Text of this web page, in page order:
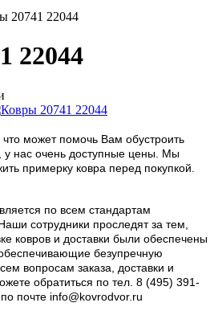
20741 22044
22044
может помочь Вам обустроить
у нас очень доступные цены. Мы
примерку ковра перед покупкой.
по всем стандартам
сотрудники проследят за тем,
ковров и доставки были обеспечены
безупречную
вопросам заказа, доставки и
обратиться по тел. 8 (495) 391-
почте info@kovrodvor.ru